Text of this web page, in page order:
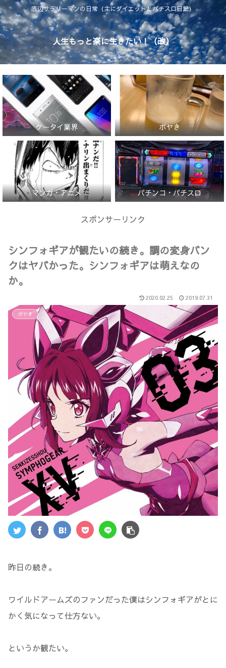
底辺サラリーマンの日常（主にダイエットとパチスロ日記）
人生もっと楽に生きたい！（改）
ケータイ業界 ボヤき
マンガ・アニメ パチンコ・パチスロ
スポンサーリンク
シンフォギアが観たいの続き。調の変身バン
クはヤバかった。シンフォギアは萌えなの
か。
2020.02.25 2019.07.31
ボヤき
昨日の続き。
ワイルドアームズのファンだった僕はシンフォギアがとに
かく気になって仕方ない。
というか観たい。